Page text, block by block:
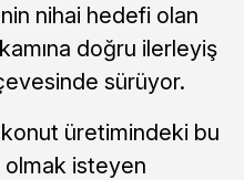
nihai hedefi olan
doğru ilerleyiş
sürüyor.
üretimindeki bu
olmak isteyen